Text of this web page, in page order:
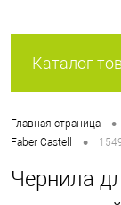
Каталог
Главная страница •
Faber Castell •
Чернила